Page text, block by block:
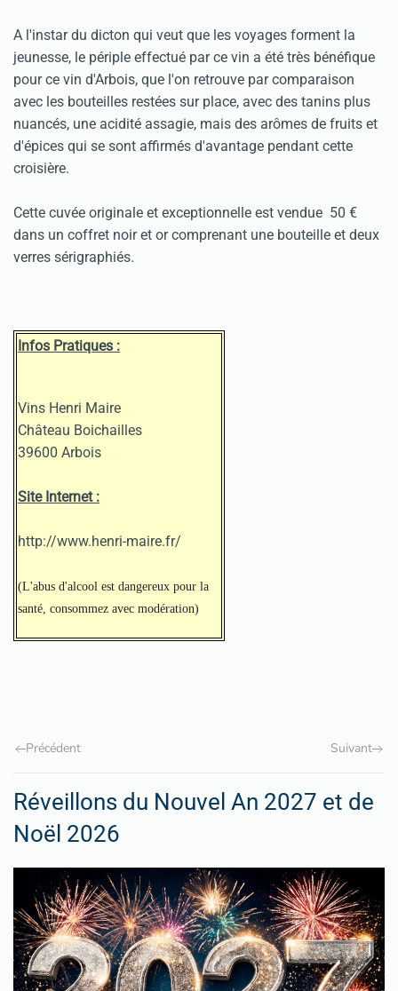
A l'instar du dicton qui veut que les voyages forment la
jeunesse, le périple effectué par ce vin a été très bénéfique
pour ce vin d'Arbois, que l'on retrouve par comparaison
avec les bouteilles restées sur place, avec des tanins plus
nuancés, une acidité assagie, mais des arômes de fruits et
d'épices qui se sont affirmés d'avantage pendant cette
croisière.
Cette cuvée originale et exceptionnelle est vendue 50 €
dans un coffret noir et or comprenant une bouteille et deux
verres sérigraphiés.
Infos Pratiques :
Vins Henri Maire
Château Boichailles
39600 Arbois
Site Internet :
http://www.henri-maire.fr/
(L'abus d'alcool est dangereux pour la
santé, consommez avec modération)
Précédent Suivant
Réveillons du Nouvel An 2027 et de
Noël 2026